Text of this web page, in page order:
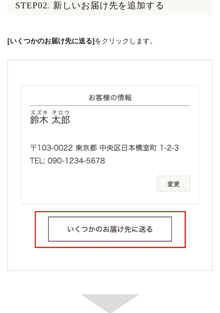
STEP02. 新しいお届け先を追加する
[いくつかのお届け先に送る]をクリックします。